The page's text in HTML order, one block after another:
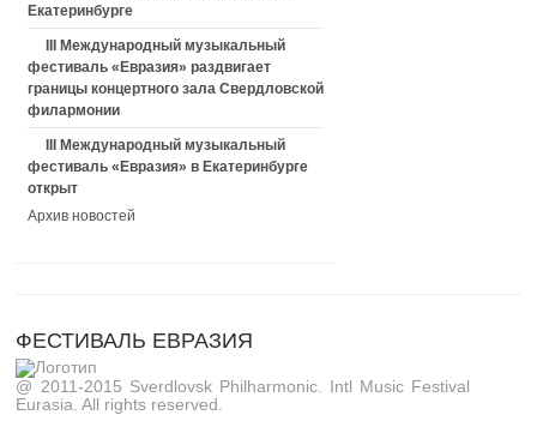
Екатеринбурге
III Международный музыкальный
фестиваль «Евразия» раздвигает
границы концертного зала Свердловской
филармонии
III Международный музыкальный
фестиваль «Евразия» в Екатеринбурге
открыт
Архив новостей
ФЕСТИВАЛЬ ЕВРАЗИЯ
@ 2011-2015 Sverdlovsk Philharmonic. Intl Music Festival
Eurasia. All rights reserved.